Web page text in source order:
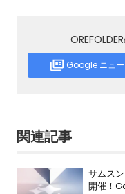
Google ニュ
関連記事
サムス
開催！